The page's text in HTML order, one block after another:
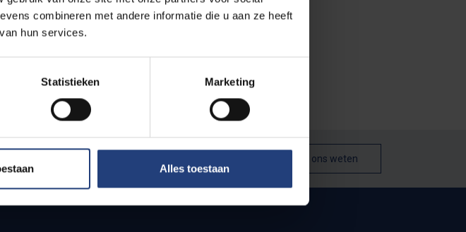
combineren met andere informatie die u aan ze heeft
hun services.
Statistieken Marketing
Alles toestaan
als
Laat het ons weten